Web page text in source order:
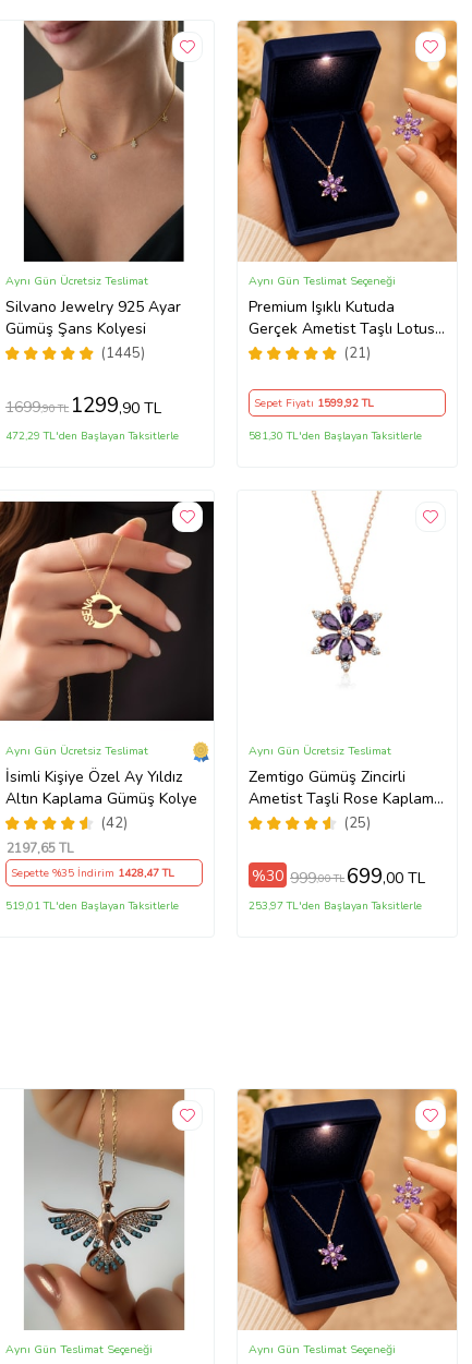
Silvano Jewelry 925 Ayar
Gümüş Şans Kolyesi
(1445)
Aynı Gün Ücretsiz Teslimat
1699,90 TL 1299,90 TL
472,29 TL'den Başlayan Taksitlerle
Premium Işıklı Kutuda
Gerçek Ametist Taşlı Lotus
Kolye – 925 Ayar Gümüş
(21)
Aynı Gün Teslimat Seçeneği
Sepet Fiyatı 1599,92 TL
581,30 TL'den Başlayan Taksitlerle
İsimli Kişiye Özel Ay Yıldız
Altın Kaplama Gümüş Kolye
(42)
Aynı Gün Ücretsiz Teslimat
2197,65 TL
Sepette %35 İndirim 1428,47 TL
519,01 TL'den Başlayan Taksitlerle
Zemtigo Gümüş Zincirli
Ametist Taşli Rose Kaplama
Lotus Kamelya Çiçeği Kolye
(25)
Aynı Gün Ücretsiz Teslimat
%30 999,00 TL 699,00 TL
253,97 TL'den Başlayan Taksitlerle
Aynı Gün Teslimat Seçeneği Aynı Gün Teslimat Seçeneği